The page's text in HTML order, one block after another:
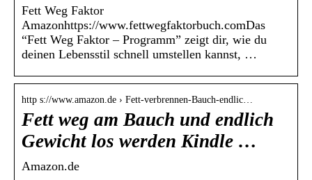
Fett Weg Faktor
Amazonhttps://www.fettwegfaktorbuch.comDas
“Fett Weg Faktor – Programm” zeigt dir, wie du
deinen Lebensstil schnell umstellen kannst, …
http s://www.amazon.de › Fett-verbrennen-Bauch-endlic…
Fett weg am Bauch und endlich
Gewicht los werden Kindle …
Amazon.de